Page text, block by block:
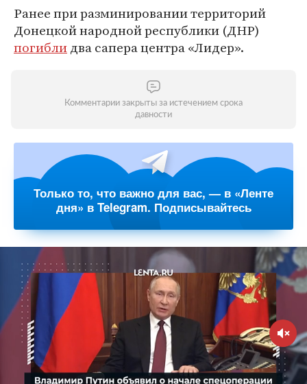
Ранее при разминировании территорий
Донецкой народной республики (ДНР)
погиблидва сапера центра «Лидер».
Комментарии закрыты за истечением срока
давности
Только то, что важно для вас, — в «Ленте
дня» в Telegram. Подписывайтесь